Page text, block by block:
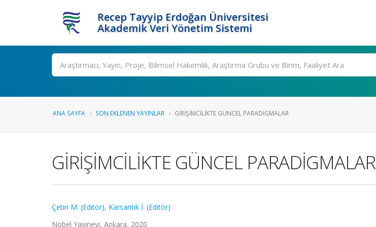
Recep Tayyip Erdoğan Üniversitesi
Akademik Veri Yönetim Sistemi
Ara
ANA SAYFA SON EKLENEN YAYINLAR GİRİŞİMCİLİKTE GÜNCEL PARADİGMALAR
GİRİŞİMCİLİKTE GÜNCEL PARADİGMALAR
Çetin M. (Editör), Karsantık İ. (Editör)
Nobel Yayınevi, Ankara, 2020